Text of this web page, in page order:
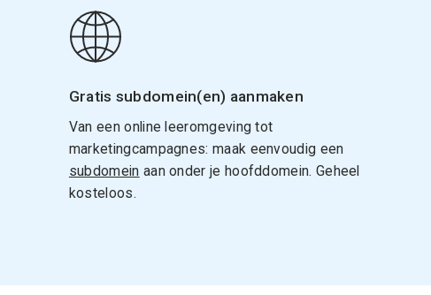
Gratis subdomein(en) aanmaken
Van een online leeromgeving tot
marketingcampagnes: maak eenvoudig een
subdomein aan onder je hoofddomein. Geheel
kosteloos.